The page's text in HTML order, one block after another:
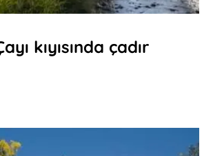
kıyısında çadır